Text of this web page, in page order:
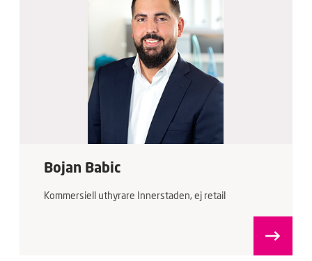
Bojan Babic
Kommersiell uthyrare Innerstaden, ej retail